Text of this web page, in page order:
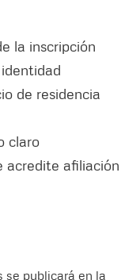
la inscripción
de residencia
claro
acredite afiliación
se publicará en la